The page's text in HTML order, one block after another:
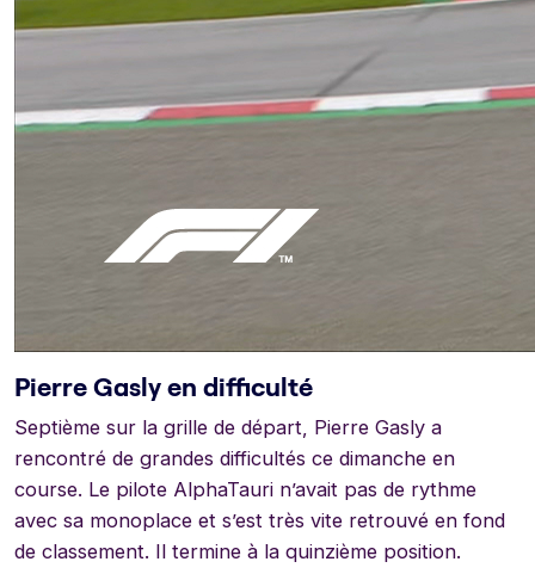
Pierre Gasly en difficulté
Septième sur la grille de départ, Pierre Gasly a
rencontré de grandes difficultés ce dimanche en
course. Le pilote AlphaTauri n’avait pas de rythme
avec sa monoplace et s’est très vite retrouvé en fond
de classement. Il termine à la quinzième position.